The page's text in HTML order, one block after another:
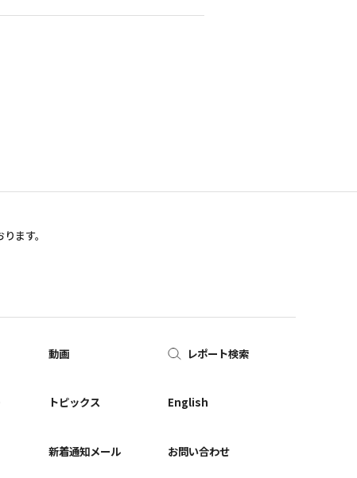
ます。
動画
トピックス
新着通知メール
レポート検索
English
お問い合わせ